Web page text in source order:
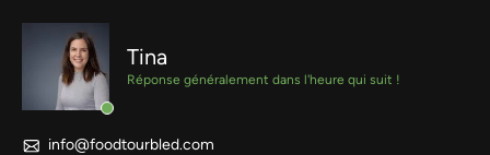
Tina
Réponse généralement dans l'heure qui suit !
info@foodtourbled.com